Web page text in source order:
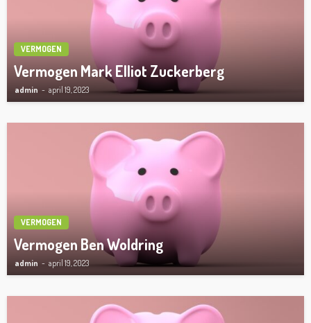
VERMOGEN
Vermogen Mark Elliot Zuckerberg
admin april 19, 2023
VERMOGEN
Vermogen Ben Woldring
admin april 19, 2023